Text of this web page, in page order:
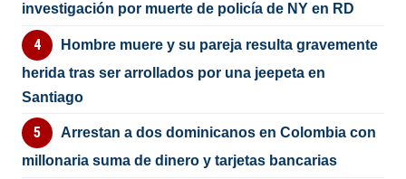
investigación por muerte de policía de NY en RD
Hombre muere y su pareja resulta gravemente
herida tras ser arrollados por una jeepeta en
Santiago
Arrestan a dos dominicanos en Colombia con
millonaria suma de dinero y tarjetas bancarias